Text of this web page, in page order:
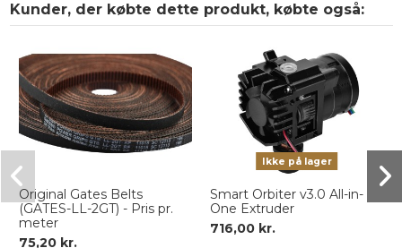
Kunder, der købte dette produkt, købte også:
Original Gates Belts
(GATES-LL-2GT) - Pris pr.
meter
75,20 kr.
Ikke på lager
Smart Orbiter v3.0 All-in-
One Extruder
716,00 kr.